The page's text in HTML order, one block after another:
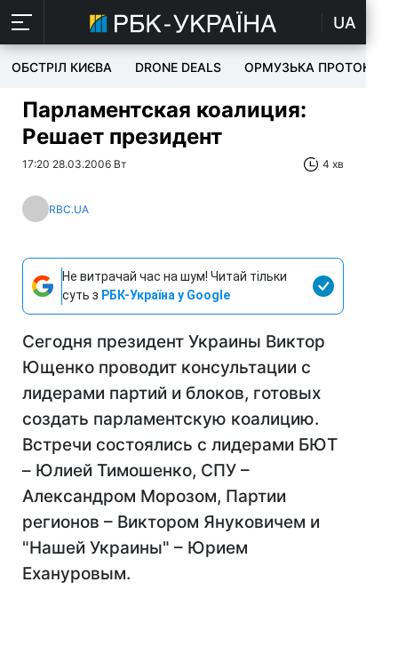
UA
ОБСТРІЛ КИЄВА DRONE DEALS ОРМУЗЬКА ПРОТОКА
Парламентская коалиция:
Решает президент
17:20 28.03.2006 Вт 4 хв
RBC.UA
Не витрачай час на шум! Читай тільки
суть з РБК-Україна у Google
Сегодня президент Украины Виктор
Ющенко проводит консультации с
лидерами партий и блоков, готовых
создать парламентскую коалицию.
Встречи состоялись с лидерами БЮТ
– Юлией Тимошенко, СПУ –
Александром Морозом, Партии
регионов – Виктором Януковичем и
"Нашей Украины" – Юрием
Ехануровым.